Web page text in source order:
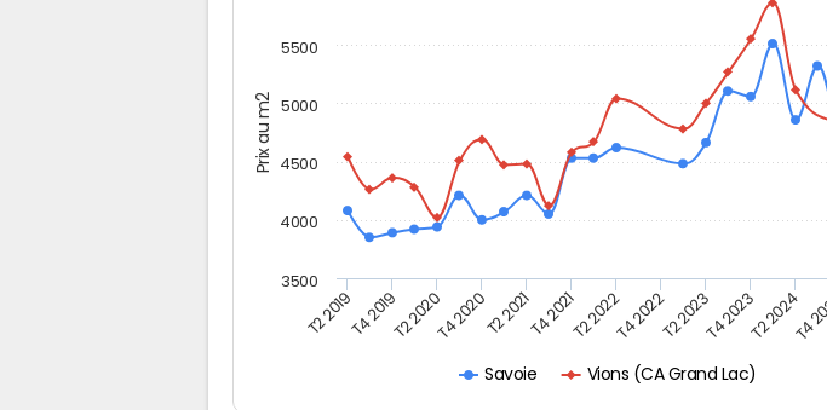
Prix au m2
Savoie Vions (CA Grand Lac)
T2 2019T4 2019T2 2020T4 2020T2 2021T4 2021T2 2022T4 2022T2 2023T4 2023T2 2024T4
3500
4000
4500
5000
5500